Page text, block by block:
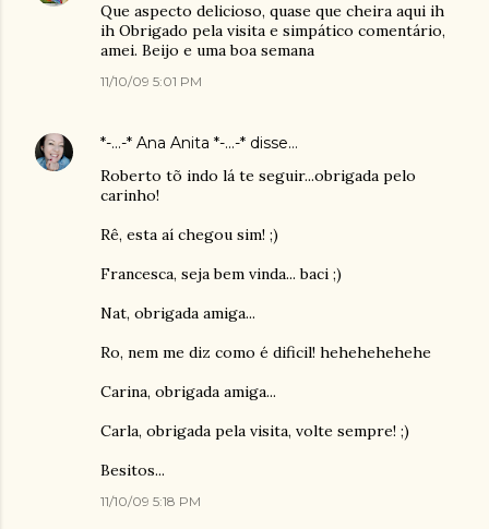
Que aspecto delicioso, quase que cheira aqui ih
ih Obrigado pela visita e simpático comentário,
amei. Beijo e uma boa semana
11/10/09 5:01 PM
*-...-* Ana Anita *-...-* disse…
Roberto tõ indo lá te seguir...obrigada pelo
carinho!
Rê, esta aí chegou sim! ;)
Francesca, seja bem vinda... baci ;)
Nat, obrigada amiga...
Ro, nem me diz como é dificil! hehehehehehe
Carina, obrigada amiga...
Carla, obrigada pela visita, volte sempre! ;)
Besitos...
11/10/09 5:18 PM